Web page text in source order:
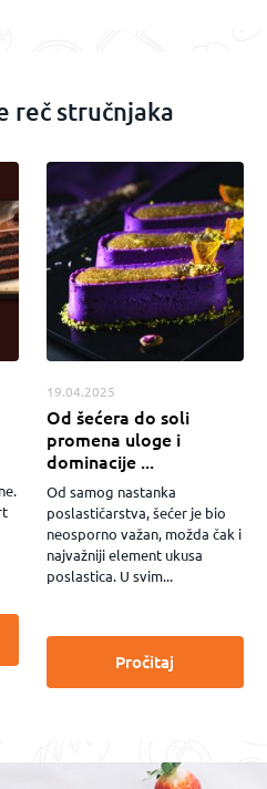
reč stručnjaka
19.04.2025
Od šećera do soli
promena uloge i
dominacije ...
Od samog nastanka
poslastičarstva, šećer je bio
neosporno važan, možda čak i
najvažniji element ukusa
poslastica. U svim...
Pročitaj